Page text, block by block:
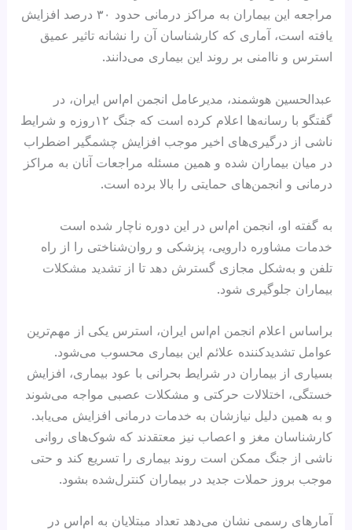
مراجعه این بیماران به مراکز درمانی حدود ۳۰ درصد افزایش
یافته است، آماری که کارشناسان آن را نشانه تاثیر عمیق
استرس و ناامنی بر روند این بیماری می‌دانند.
عبدالحسین هوشمند، مدیرعامل انجمن ام‌اس ایران، در
گفتگو با رسانه‌ها اعلام کرده است که جنگ ۱۲روزه و شرایط
ناشی از درگیری‌های اخیر موجب افزایش چشمگیر اضطراب
در میان بیماران شده و همین مسئله مراجعات آنان به مراکز
درمانی و انجمن‌های حمایتی را بالا برده است.
به گفته او، انجمن ام‌اس در این دوره ناچار شده است
خدمات مشاوره دارویی، پزشکی و روان‌شناختی را از راه
تلفن و به‌شکل مجازی گسترش دهد تا از تشدید مشکلات
بیماران جلوگیری شود.
براساس اعلام انجمن ام‌اس ایران، استرس یکی از مهم‌ترین
عوامل تشدیدکننده علائم این بیماری محسوب می‌شود.
بسیاری از بیماران در شرایط بحرانی با عود بیماری، افزایش
خستگی، اختلالات حرکتی و مشکلات عصبی مواجه می‌شوند
و به همین دلیل نیازشان به خدمات درمانی افزایش می‌یابد.
کارشناسان مغز و اعصاب نیز معتقدند که شوک‌های روانی
ناشی از جنگ ممکن است روند بیماری را تسریع کند و حتی
موجب بروز حملات جدید در بیماران کنترل‌شده بشود.
آمارهای رسمی نشان می‌دهد تعداد مبتلایان به ام‌اس در